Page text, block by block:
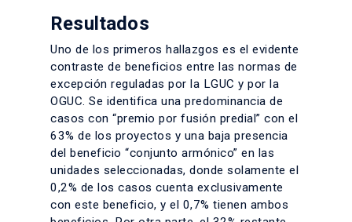
Resultados
Uno de los primeros hallazgos es el evidente
contraste de beneficios entre las normas de
excepción reguladas por la LGUC y por la
OGUC. Se identifica una predominancia de
casos con “premio por fusión predial” con el
63% de los proyectos y una baja presencia
del beneficio “conjunto armónico” en las
unidades seleccionadas, donde solamente el
0,2% de los casos cuenta exclusivamente
con este beneficio, y el 0,7% tienen ambos